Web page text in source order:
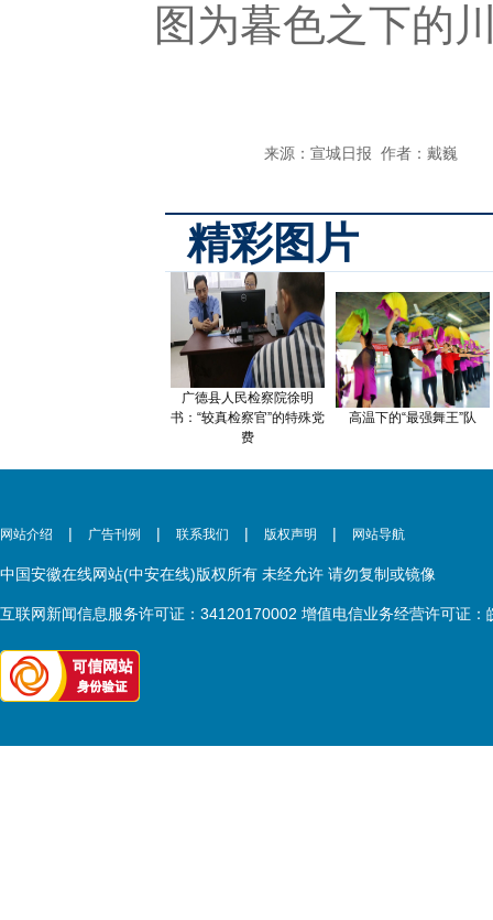
图为暮色之下的
来源：宣城日报 作者：戴巍
精彩图片
广德县人民检察院徐明
书：“较真检察官”的特殊党
费
高温下的“最强舞王”队
网站介绍 | 广告刊例 | 联系我们 | 版权声明 | 网站导航
中国安徽在线网站(中安在线)版权所有 未经允许 请勿复制或镜像
互联网新闻信息服务许可证：34120170002 增值电信业务经营许可证